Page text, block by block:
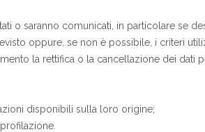
o saranno comunicati, in particolare se
oppure, se non è possibile, i criteri
la rettifica o la cancellazione dei
disponibili sulla loro origine;